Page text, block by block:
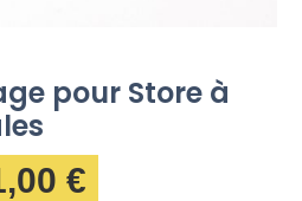
pour Store à
€